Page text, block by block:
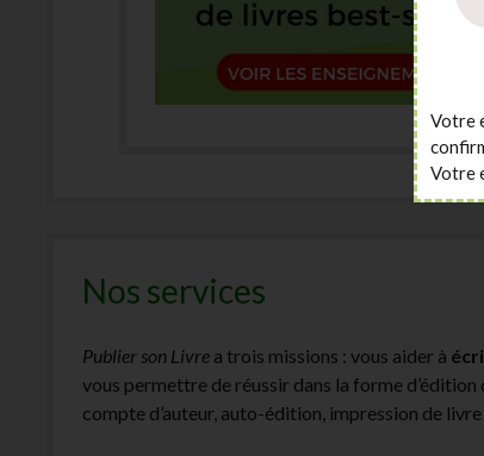
Nos services
Publier son Livre a trois missions : vous aider à
vous permettre de réussir dans la forme
compte d’auteur, auto-édition, impression de livre
Votre
Votre